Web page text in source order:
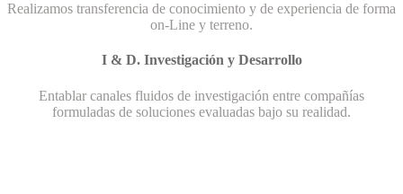
Realizamos transferencia de conocimiento y de experiencia de forma
on-Line y terreno.
I & D. Investigación y Desarrollo
Entablar canales fluidos de investigación entre compañías
formuladas de soluciones evaluadas bajo su realidad.